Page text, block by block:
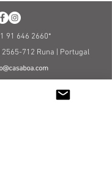
91 646 2660*
2565-712 Runa | Portugal